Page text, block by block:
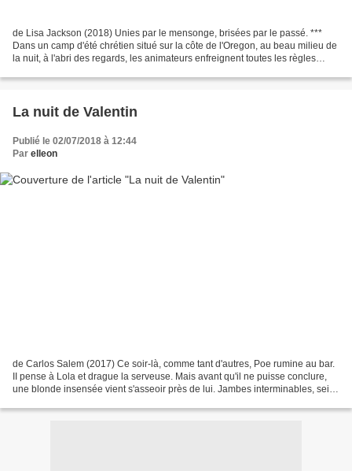
de Lisa Jackson (2018) Unies par le mensonge, brisées par le passé. ***
Dans un camp d'été chrétien situé sur la côte de l'Oregon, au beau milieu de
la nuit, à l'abri des regards, les animateurs enfreignent toutes les règles
La nuit de Valentin
Publié le 02/07/2018 à 12:44
Par elleon
de Carlos Salem (2017) Ce soir-là, comme tant d'autres, Poe rumine au bar.
II pense à Lola et drague la serveuse. Mais avant qu'il ne puisse conclure,
une blonde insensée vient s'asseoir près de lui. Jambes interminables, seins